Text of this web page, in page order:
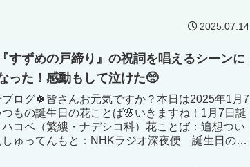
2025.07.14
すずめの戸締り』の祝詞を唱えるシーンに
った！感動もして泣けた🥺
ブログ🍀皆さんお元気ですか？本日は2025年1月7
つもの誕生日の花ことば🌸いきますね！1月7日誕
コベ（繁縷・ナデシコ科）花ことば：追想つい
しゅってんもと：NHKラジオ深夜便 誕生日の花